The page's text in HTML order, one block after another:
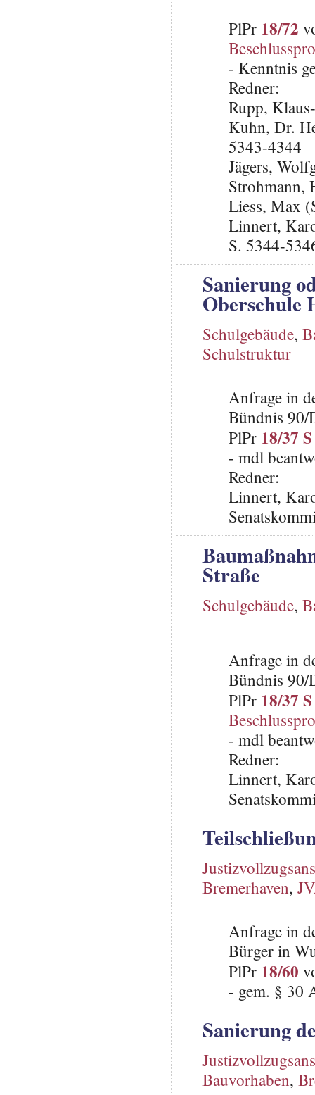
PlPr 18/72
- Kenntnis
Redner:
Rupp,
Kuhn, Dr.
5343-4344
Jägers,
Strohmann,
Liess, Max
Linnert,
S. 5344-
Sanierung
Oberschule
Schulgebäude,
Schulstruktur
Anfrage in
Bündnis 90/
PlPr 18/37 S
- mdl
Redner:
Linnert,
Straße
Schulgebäude,
Anfrage in
Bündnis 90/
PlPr 18/37 S
- mdl
Redner:
Linnert,
Bremerhaven,
Anfrage in
Bürger in
PlPr 18/60
- gem. § 30
Sanierung
Bauvorhaben,